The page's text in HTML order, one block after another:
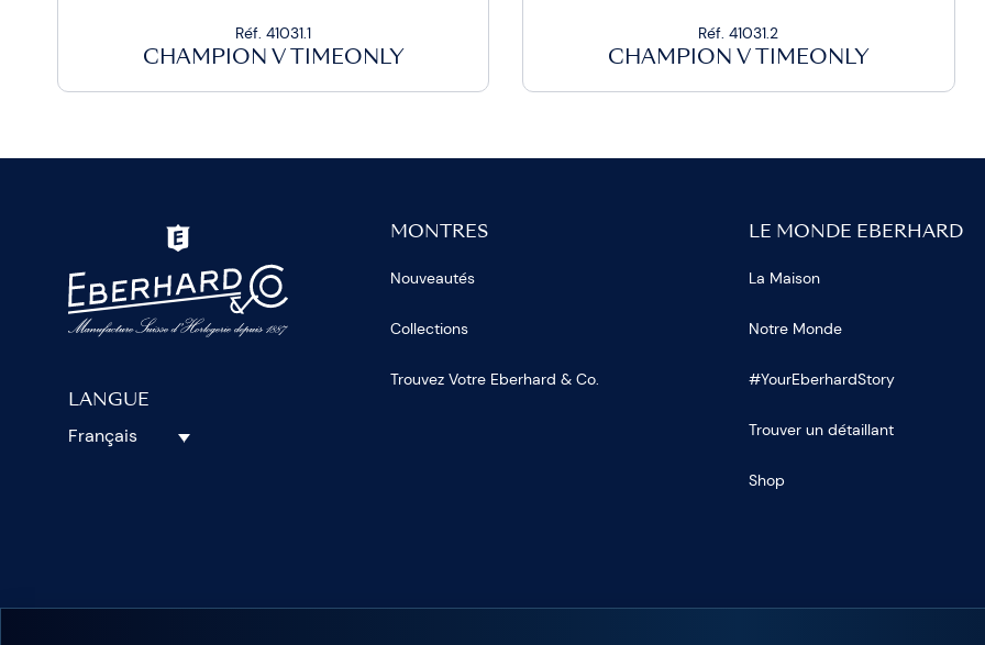
Réf. 41031.1
CHAMPION V TIMEONLY
Réf. 41031.2
CHAMPION V TIMEONLY
LANGUE
Français
MONTRES
Nouveautés
Collections
Trouvez Votre Eberhard & Co.
LE MONDE EBERHARD
La Maison
Notre Monde
#YourEberhardStory
Trouver un détaillant
Shop